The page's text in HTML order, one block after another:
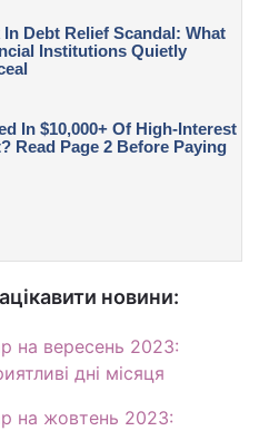
новини:
на вересень 2023:
дні місяця
на жовтень 2023: